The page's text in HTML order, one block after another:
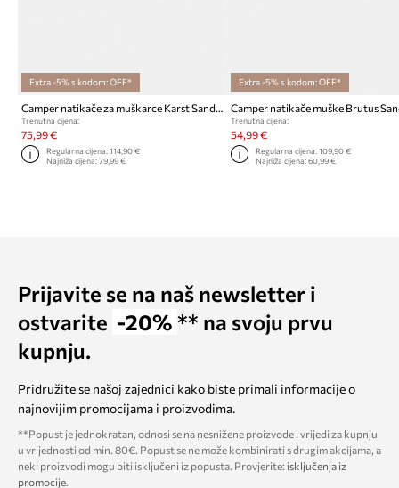
Extra -5% s kodom: OFF*
Camper natikače za muškarce Karst Sandal
Trenutna cijena:
75,99 €
Regularna cijena:114,90 €
Najniža cijena:79,99 €
Extra -5% s kodom: OFF*
Camper natikače muške Brutus
Trenutna cijena:
54,99 €
Regularna cijena: 109,90 €
Najniža cijena: 60,99 €
Prijavite se na naš newsletter i
ostvarite -20% ** na svoju prvu
kupnju.
Pridružite se našoj zajednici kako biste primali informacije o
najnovijim promocijama i proizvodima.
**Popust je jednokratan, odnosi se na nesnižene proizvode i vrijedi za kupnju
u vrijednosti od min. 80€. Popust se ne može kombinirati s drugim akcijama, a
neki proizvodi mogu biti isključeni iz popusta. Provjerite: isključenja iz
promocije.